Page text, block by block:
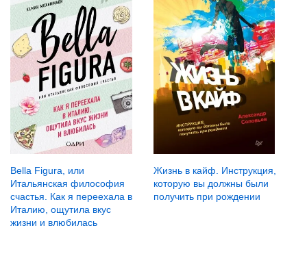
Bella Figura, или
Итальянская философия
счастья. Как я переехала в
Италию, ощутила вкус
жизни и влюбилась
Жизнь в кайф. Инструкция,
которую вы должны были
получить при рождении